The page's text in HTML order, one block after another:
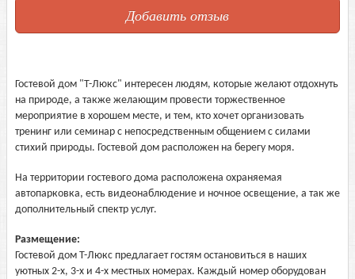
Добавить отзыв
Гостевой дом "Т-Люкс" интересен людям, которые желают отдохнуть
на природе, а также желающим провести торжественное
мероприятие в хорошем месте, и тем, кто хочет организовать
тренинг или семинар с непосредственным общением с силами
стихий природы. Гостевой дом расположен на берегу моря.
На территории гостевого дома расположена охраняемая
автопарковка, есть видеонаблюдение и ночное освещение, а так же
дополнительный спектр услуг.
Размещение:
Гостевой дом Т-Люкс предлагает гостям остановиться в наших
уютных 2-х, 3-х и 4-х местных номерах. Каждый номер оборудован